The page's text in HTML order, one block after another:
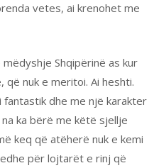
vetes, ai krenohet me
Shqipërinë as kur
që nuk e meritoi. Ai heshti.
dhe me një karakter
ka bërë me këtë sjellje
keq që atëherë nuk e kemi
për lojtarët e rinj që